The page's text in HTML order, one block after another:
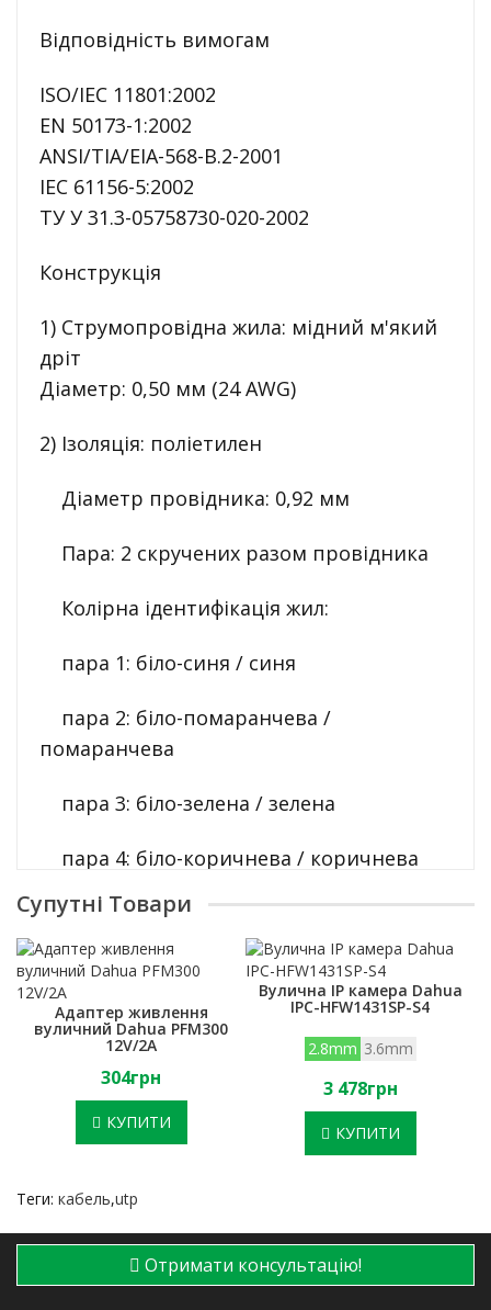
Відповідність вимогам
ISO/IEC 11801:2002
EN 50173-1:2002
ANSI/TIA/EIA-568-B.2-2001
IEC 61156-5:2002
ТУ У 31.3-05758730-020-2002
Конструкція
1) Струмопровідна жила: мідний м'який
дріт
Діаметр: 0,50 мм (24 AWG)
2) Ізоляція: поліетилен
Діаметр провідника: 0,92 мм
Пара: 2 скручених разом провідника
Колірна ідентифікація жил:
пара 1: біло-синя / синя
пара 2: біло-помаранчева /
помаранчева
пара 3: біло-зелена / зелена
пара 4: біло-коричнева / коричнева
Сердечник: 4 пари скручені разом
3) Зовнішня оболонка: стійкий до уф
поліетилен
Колір оболонки: чорний
Максимальний діаметр кабелю: 6,7 мм
Супутні Товари
Адаптер живлення
вуличний Dahua PFM300
12V/2A
304грн
КУПИТИ
Вулична IP камера Dahua
IPC-HFW1431SP-S4
2.8mm 3.6mm
3 478грн
КУПИТИ
Теги: кабель,utp
Отримати консультацію!